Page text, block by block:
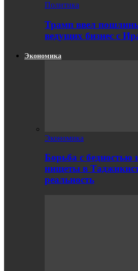
Политика
Трамп ввел
ведущих бизнес с
Экономика
Экономика
Борьба с бедностью
нищеты в
реальность